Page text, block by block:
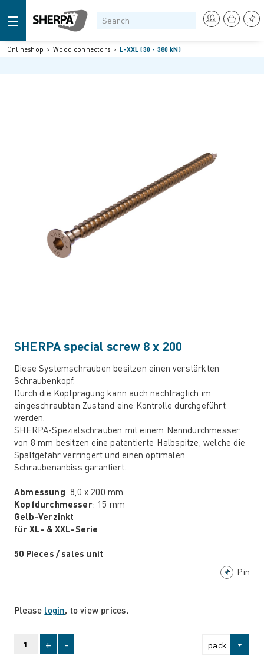
Onlineshop Wood connectors L-XXL (30 - 380 kN)
SHERPA special screw 8 x 200
Diese Systemschrauben besitzen einen verstärkten
Schraubenkopf.
Durch die Kopfprägung kann auch nachträglich im
eingeschraubten Zustand eine Kontrolle durchgeführt
werden.
SHERPA-Spezialschrauben mit einem Nenndurchmesser
von 8 mm besitzen eine patentierte Halbspitze, welche die
Spaltgefahr verringert und einen optimalen
Schraubenanbiss garantiert.
Abmessung: 8,0 x 200 mm
Kopfdurchmesser: 15 mm
Gelb-Verzinkt
für XL- & XXL-Serie
50 Pieces / sales unit
Pin
Please login, to view prices.
pack
+ -